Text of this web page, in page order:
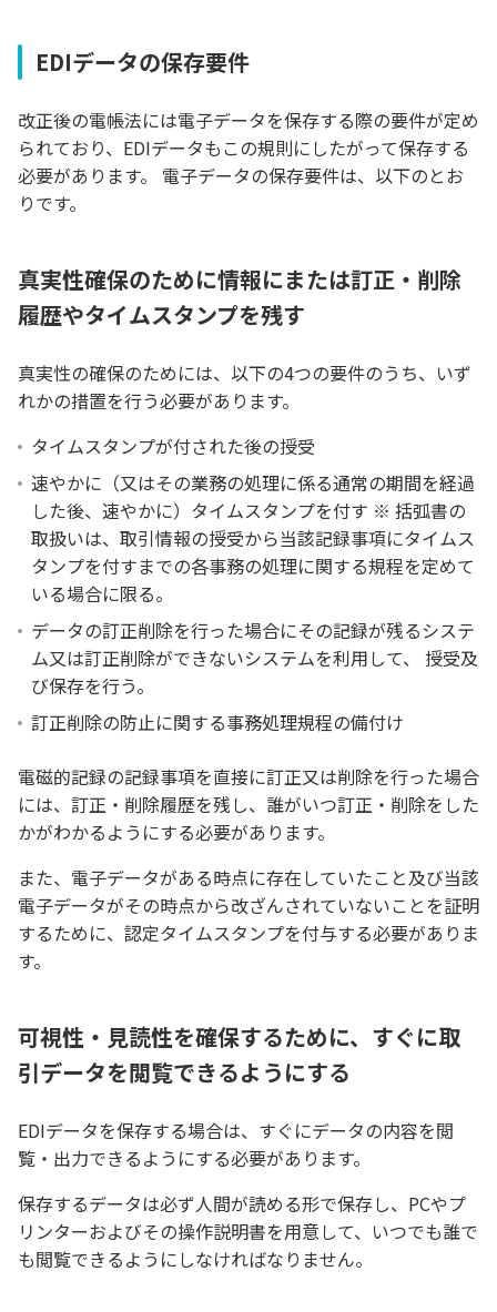
EDIデータの保存要件
改正後の電帳法には電子データを保存する際の要件が定め
られており、EDIデータもこの規則にしたがって保存する
必要があります。 電子データの保存要件は、以下のとお
りです。
真実性確保のために情報にまたは訂正・削除
履歴やタイムスタンプを残す
真実性の確保のためには、以下の4つの要件のうち、いず
れかの措置を行う必要があります。
タイムスタンプが付された後の授受
速やかに（又はその業務の処理に係る通常の期間を経過
した後、速やかに）タイムスタンプを付す ※ 括弧書の
取扱いは、取引情報の授受から当該記録事項にタイムス
タンプを付すまでの各事務の処理に関する規程を定めて
いる場合に限る。
データの訂正削除を行った場合にその記録が残るシステ
ム又は訂正削除ができないシステムを利用して、 授受及
び保存を行う。
訂正削除の防止に関する事務処理規程の備付け
電磁的記録の記録事項を直接に訂正又は削除を行った場合
には、訂正・削除履歴を残し、誰がいつ訂正・削除をした
かがわかるようにする必要があります。
また、電子データがある時点に存在していたこと及び当該
電子データがその時点から改ざんされていないことを証明
するために、認定タイムスタンプを付与する必要がありま
す。
可視性・見読性を確保するために、すぐに取
引データを閲覧できるようにする
EDIデータを保存する場合は、すぐにデータの内容を閲
覧・出力できるようにする必要があります。
保存するデータは必ず人間が読める形で保存し、PCやプ
リンターおよびその操作説明書を用意して、いつでも誰で
も閲覧できるようにしなければなりません。